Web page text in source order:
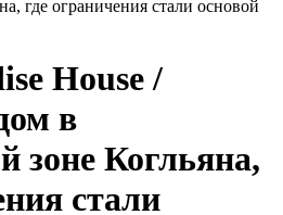
где ограничения стали основой
House /
в
зоне Когльяна,
стали